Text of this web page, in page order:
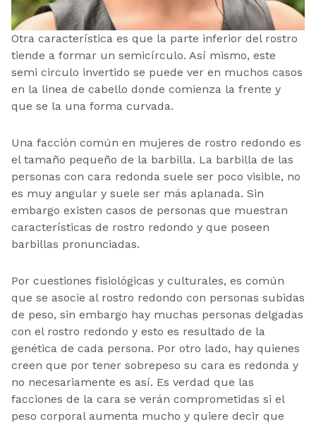
Otra característica es que la parte inferior del rostro
tiende a formar un semicírculo. Así mismo, este
semi circulo invertido se puede ver en muchos casos
en la linea de cabello donde comienza la frente y
que se la una forma curvada.
Una facción común en mujeres de rostro redondo es
el tamaño pequeño de la barbilla. La barbilla de las
personas con cara redonda suele ser poco visible, no
es muy angular y suele ser más aplanada. Sin
embargo existen casos de personas que muestran
características de rostro redondo y que poseen
barbillas pronunciadas.
Por cuestiones fisiológicas y culturales, es común
que se asocie al rostro redondo con personas subidas
de peso, sin embargo hay muchas personas delgadas
con el rostro redondo y esto es resultado de la
genética de cada persona. Por otro lado, hay quienes
creen que por tener sobrepeso su cara es redonda y
no necesariamente es así. Es verdad que las
facciones de la cara se verán comprometidas si el
peso corporal aumenta mucho y quiere decir que